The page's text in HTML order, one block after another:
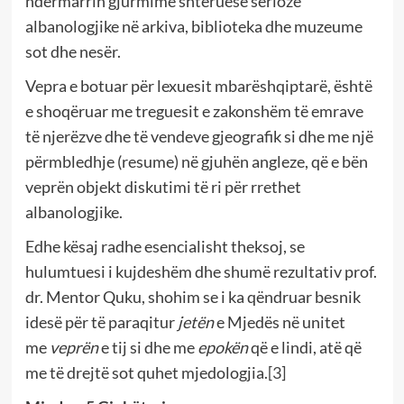
albanologjike në arkiva, biblioteka dhe muzeume
sot dhe nesër.
Vepra e botuar për lexuesit mbarëshqiptarë, është
e shoqëruar me treguesit e zakonshëm të emrave
të njerëzve dhe të vendeve gjeografik si dhe me një
përmbledhje (resume) në gjuhën angleze, që e bën
veprën objekt diskutimi të ri për rrethet
albanologjike.
Edhe kësaj radhe esencialisht theksoj, se
hulumtuesi i kujdeshëm dhe shumë rezultativ prof.
dr. Mentor Quku, shohim se i ka qëndruar besnik
idesë për të paraqiturjetëne Mjedës në unitet
me veprëne tij si dhe meepokënqë e lindi, atë që
me të drejtë sot quhet mjedologjia.[3]